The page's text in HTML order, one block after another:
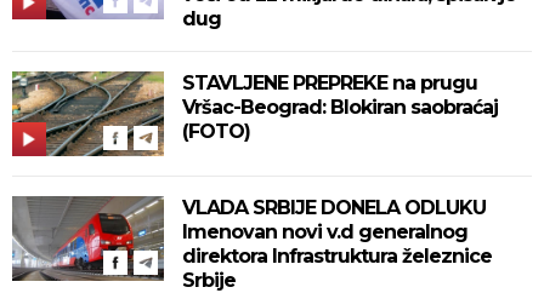
dug
STAVLJENE PREPREKE na prugu
Vršac-Beograd: Blokiran saobraćaj
(FOTO)
VLADA SRBIJE DONELA ODLUKU
Imenovan novi v.d generalnog
direktora Infrastruktura železnice
Srbije